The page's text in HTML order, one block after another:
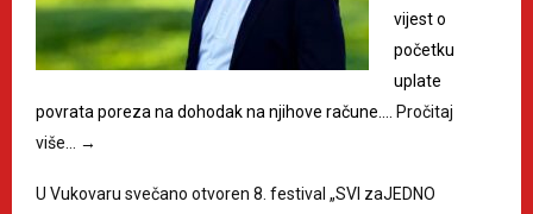
vijest o
početku
uplate
povrata poreza na dohodak na njihove račune.…
Pročitaj
više…
→
U Vukovaru svečano otvoren 8. festival „SVI zaJEDNO